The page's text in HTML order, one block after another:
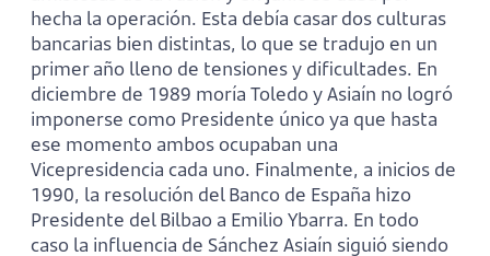
hecha la operación. Esta debía casar dos culturas
bancarias bien distintas, lo que se tradujo en un
primer año lleno de tensiones y dificultades. En
diciembre de 1989 moría Toledo y Asiaín no logró
imponerse como Presidente único ya que hasta
ese momento ambos ocupaban una
Vicepresidencia cada uno. Finalmente, a inicios de
1990, la resolución del Banco de España hizo
Presidente del Bilbao a Emilio Ybarra. En todo
caso la influencia de Sánchez Asiaín siguió siendo